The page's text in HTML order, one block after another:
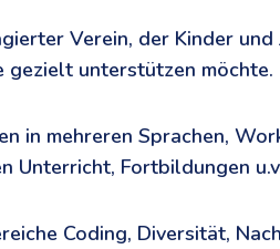
Verein, der Kinder
gezielt unterstützen möchte.
in mehreren Sprachen,
Unterricht, Fortbildungen
Coding, Diversität,